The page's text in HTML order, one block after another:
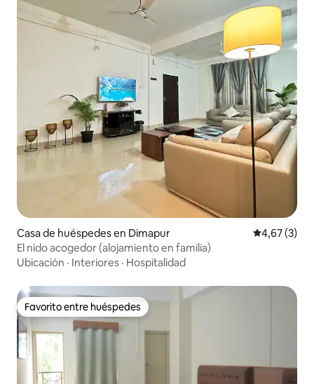
Casa de huéspedes en Dimapur Calificación
4,67 (3)
El nido acogedor (alojamiento en familia)
Ubicación · Interiores · Hospitalidad
Favorito entre huéspedes
Favorito entre huéspedes